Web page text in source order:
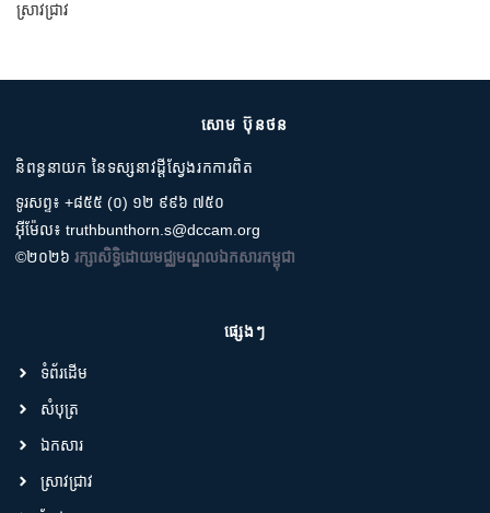
ស្រាវជ្រាវ
សោម ប៊ុនថន
និពន្ធនាយក នៃទស្សនាវដ្តីស្វែងរកការពិត
ទូរសព្ទ៖ +៨៥៥ (០) ១២ ៩៩៦ ៧៥០
អ៊ីម៉ែល៖ truthbunthorn.s@dccam.org
©២០២៦ រក្សាសិទ្ធិដោយមជ្ឈមណ្ឌលឯកសារកម្ពុជា
ផ្សេងៗ
ទំព័រដើម
សំបុត្រ
ឯកសារ
ស្រាវជ្រាវ